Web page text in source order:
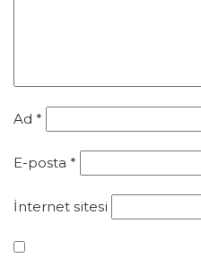
Ad *
E-posta *
İnternet sitesi